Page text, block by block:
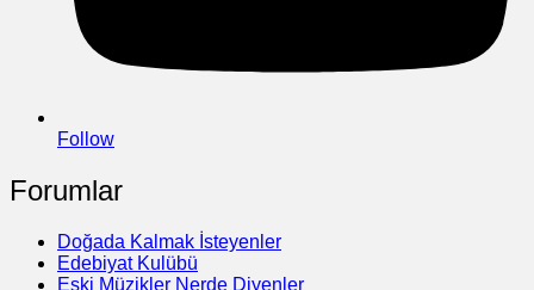
Follow
Forumlar
Doğada Kalmak İsteyenler
Edebiyat Kulübü
Eski Müzikler Nerde Diyenler